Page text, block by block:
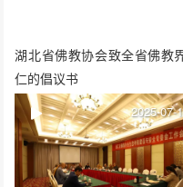
湖北省佛教协会致全省佛教
仁的倡议书
2025-07-